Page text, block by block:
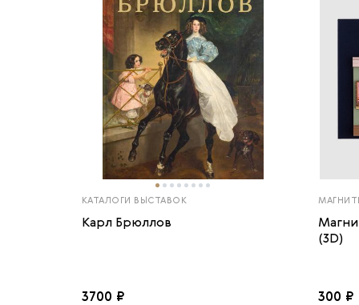
КАТАЛОГИ ВЫСТАВОК
Карл Брюллов
3700 ₽
(3D)
300 ₽